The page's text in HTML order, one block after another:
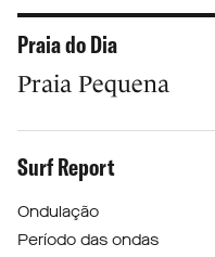
Praia do Dia
Praia Pequena
Surf Report
Ondulação
Período das ondas